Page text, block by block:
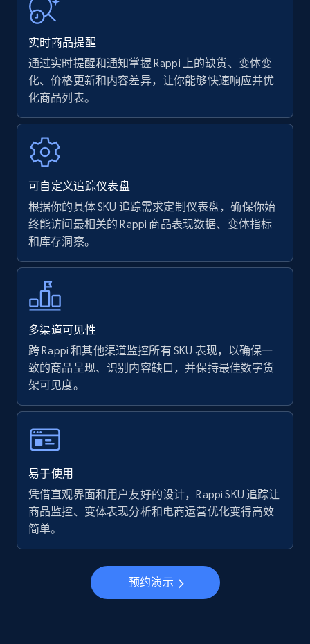
URL, Product name, Product rating, Product
rating object, Product rating max, Rating,
Author name, Asin, and more.
7.4K+ 870+ 立即开始
Walmart - products
Specifications, Image urls, Top reviews, and
more.
5.6K+
Walmart - products - Find new products by
using specific category URL
URL, Final price, Sku, Currency, Gtin,
Specifications, Image urls, Top reviews, and
more.
specific keywords
URL, Final price, Sku, Currency, Gtin,
Specifications, Image urls, Top reviews, and
more.
立即开始
实时商品提醒
通过实时提醒和通知掌握 Rappi 上的缺货、变体变
化、价格更新和内容差异，让你能够快速响应并优
化商品列表。
可自定义追踪仪表盘
根据你的具体 SKU 追踪需求定制仪表盘，确保你始
终能访问最相关的 Rappi 商品表现数据、变体指标
和库存洞察。
多渠道可见性
跨 Rappi 和其他渠道监控所有 SKU 表现，以确保一
致的商品呈现、识别内容缺口，并保持最佳数字货
架可见度。
易于使用
凭借直观界面和用户友好的设计，Rappi SKU 追踪让
商品监控、变体表现分析和电商运营优化变得高效
简单。
预约演示